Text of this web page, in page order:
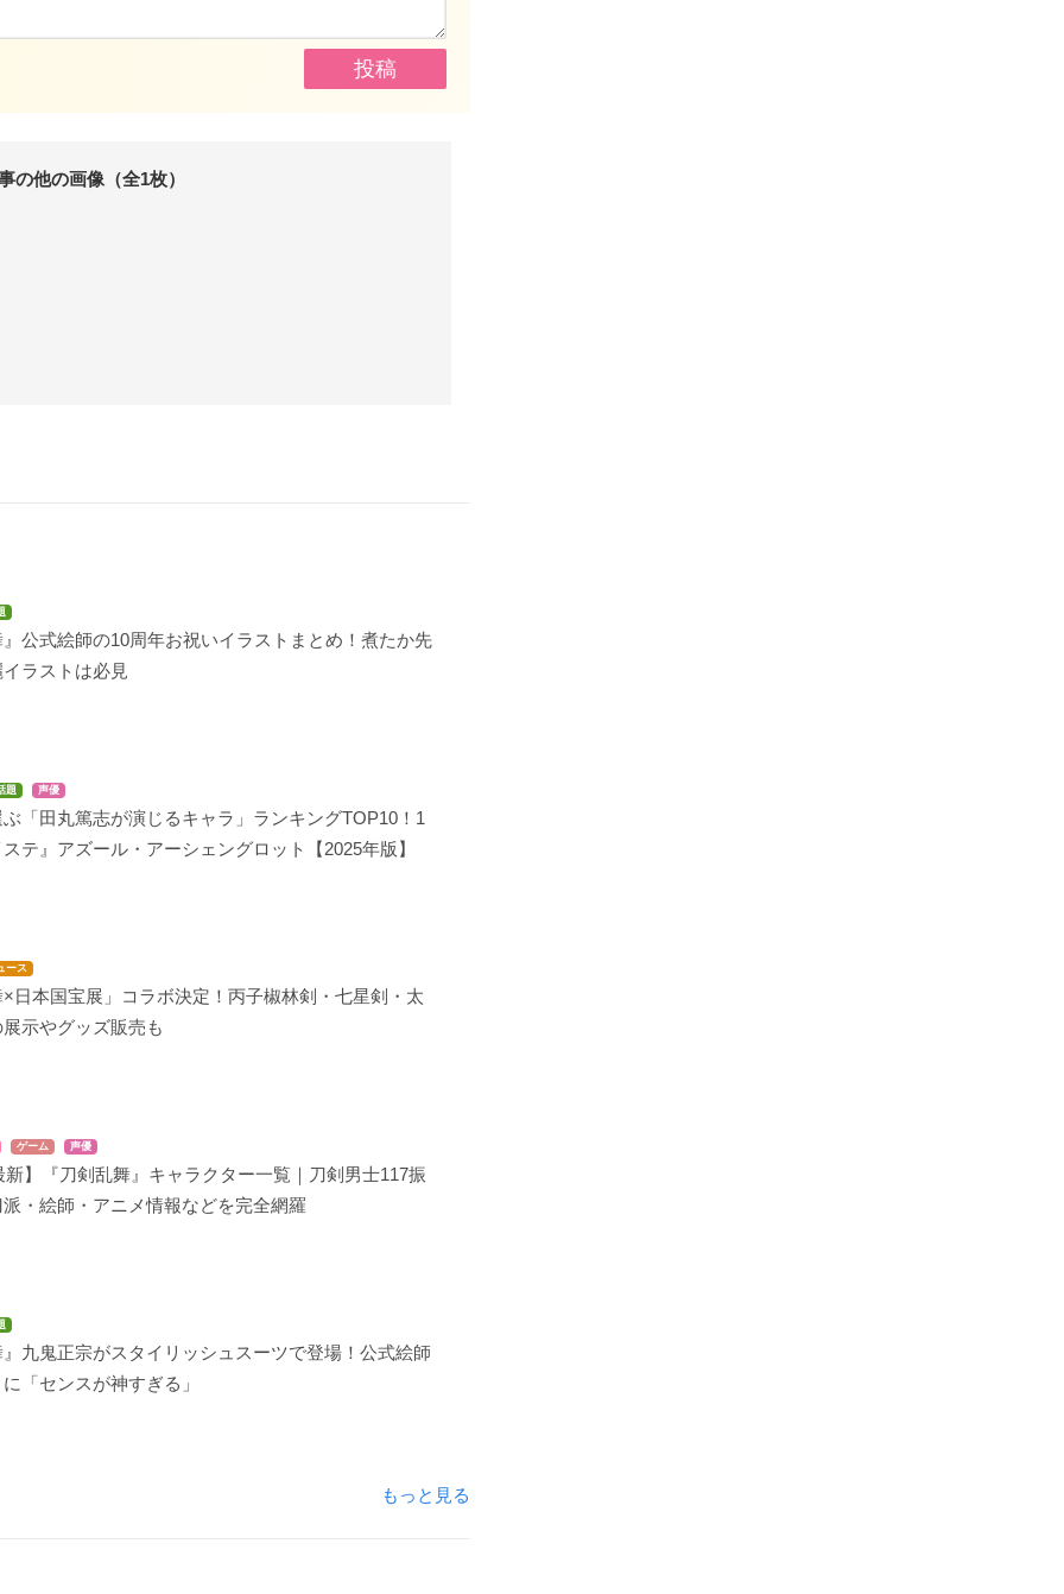
の他の画像（全1枚）
公式絵師の10周年お祝いイラストまとめ！煮たか先
ラストは必見
題 声優
「田丸篤志が演じるキャラ」ランキングTOP10！1
テ』アズール・アーシェングロット【2025年版】
ース
日本国宝展」コラボ決定！丙子椒林剣・七星剣・太
示やグッズ販売も
ゲーム 声優
新】『刀剣乱舞』キャラクター一覧｜刀剣男士117振
・絵師・アニメ情報などを完全網羅
九鬼正宗がスタイリッシュスーツで登場！公式絵師
「センスが神すぎる」
もっと見る